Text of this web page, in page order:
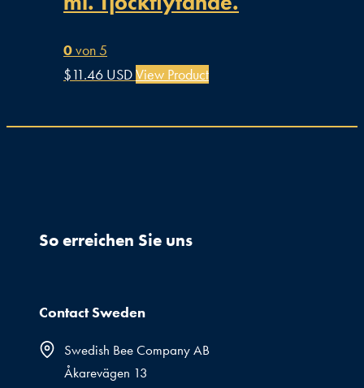
0von 5
$11.46 USDView Product
So erreichen Sie uns
Contact Sweden
Swedish Bee Company AB
Åkarevägen 13